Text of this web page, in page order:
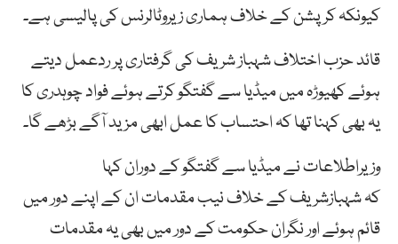
کیونکہ کرپشن کے خلاف ہماری زیروٹالرنس کی پالیسی ہے۔
قائد حزب اختلاف شہباز شریف کی گرفتاری پر ردعمل دیتے
ہوئے کھیوڑہ میں میڈیا سے گفتگو کرتے ہوئے فواد چوہدری کا
یہ بھی کہنا تھا کہ احتساب کا عمل ابھی مزید آگے بڑھے گا۔
وزیراطلاعات نے میڈیا سے گفتگو کے دوران کہا
کہ شہبازشریف کے خلاف نیب مقدمات ان کے اپنے دور میں
قائم ہوئے اور نگران حکومت کے دور میں بھی یہ مقدمات